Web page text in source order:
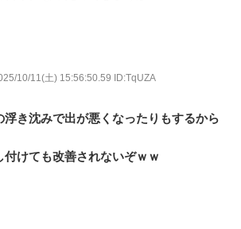
10/11(土) 15:56:50.59 ID:TqUZA
き沈みで出が悪くなったりもするから
付けても改善されないぞｗｗ